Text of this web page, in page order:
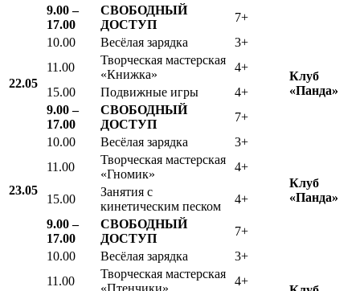
9.00 –
17.00
СВОБОДНЫЙ
ДОСТУП
7+
22.05
10.00 Весёлая зарядка 3+
Клуб
«Панда»
11.00
Творческая мастерская
«Книжка»
4+
15.00
Подвижные игры
4+
9.00 –
17.00
СВОБОДНЫЙ
ДОСТУП
7+
23.05
10.00 Весёлая зарядка 3+
Клуб
«Панда»
11.00
Творческая мастерская
«Гномик»
4+
15.00
Занятия с
кинетическим песком
4+
9.00 –
17.00
СВОБОДНЫЙ
ДОСТУП
7+
10.00 Весёлая зарядка 3+
11.00
Творческая мастерская
«Птенчики»
4+